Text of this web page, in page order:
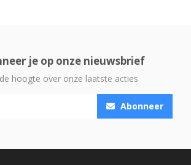
je op onze nieuwsbrief
hoogte over onze laatste acties
Abonneer